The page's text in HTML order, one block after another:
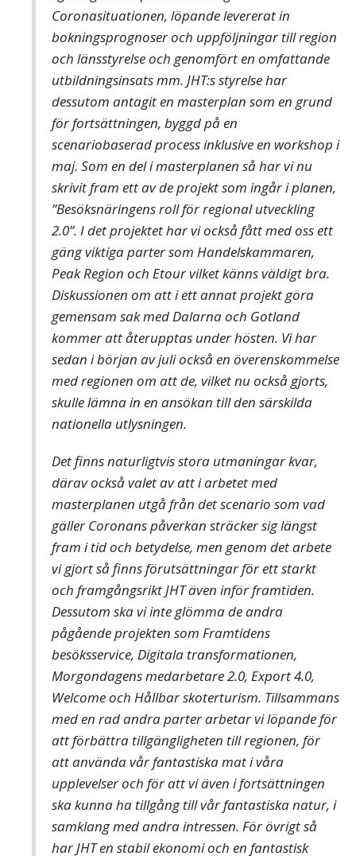
Coronasituationen, löpande levererat in
bokningsprognoser och uppföljningar till region
och länsstyrelse och genomfört en omfattande
utbildningsinsats mm. JHT:s styrelse har
dessutom antagit en masterplan som en grund
för fortsättningen, byggd på en
scenariobaserad process inklusive en workshop i
maj. Som en del i masterplanen så har vi nu
skrivit fram ett av de projekt som ingår i planen,
”Besöksnäringens roll för regional utveckling
2.0”. I det projektet har vi också fått med oss ett
gäng viktiga parter som Handelskammaren,
Peak Region och Etour vilket känns väldigt bra.
Diskussionen om att i ett annat projekt göra
gemensam sak med Dalarna och Gotland
kommer att återupptas under hösten. Vi har
sedan i början av juli också en överenskommelse
med regionen om att de, vilket nu också gjorts,
skulle lämna in en ansökan till den särskilda
nationella utlysningen.
Det finns naturligtvis stora utmaningar kvar,
därav också valet av att i arbetet med
masterplanen utgå från det scenario som vad
gäller Coronans påverkan sträcker sig längst
fram i tid och betydelse, men genom det arbete
vi gjort så finns förutsättningar för ett starkt
och framgångsrikt JHT även inför framtiden.
Dessutom ska vi inte glömma de andra
pågående projekten som Framtidens
besöksservice, Digitala transformationen,
Morgondagens medarbetare 2.0, Export 4.0,
Welcome och Hållbar skoterturism. Tillsammans
med en rad andra parter arbetar vi löpande för
att förbättra tillgängligheten till regionen, för
att använda vår fantastiska mat i våra
upplevelser och för att vi även i fortsättningen
ska kunna ha tillgång till vår fantastiska natur, i
samklang med andra intressen. För övrigt så
har JHT en stabil ekonomi och en fantastisk